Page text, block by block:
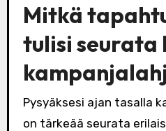
Mitkä
tulisi seurata
Pysyäksesi ajan tasalla
on tärkeää seurata